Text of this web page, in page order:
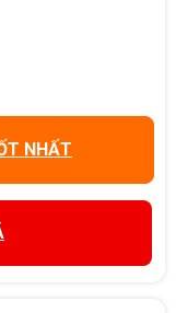
NHẤT